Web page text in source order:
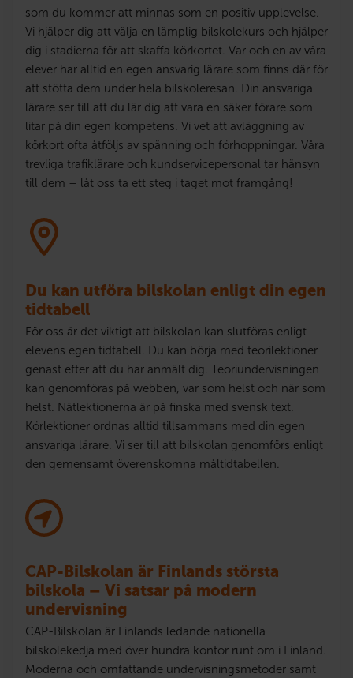
som du kommer att minnas som en positiv upplevelse.
Vi hjälper dig att välja en lämplig bilskolekurs och hjälper
dig i stadierna för att skaffa körkortet. Var och en av våra
elever har alltid en egen ansvarig lärare som finns där för
att stötta dem under hela bilskoleresan. Din ansvariga
lärare ser till att du lär dig att vara en säker förare som
litar på din egen kompetens. Vi vet att avläggning av
körkort ofta åtföljs av spänning och förhoppningar. Våra
trevliga trafiklärare och kundservicepersonal tar hänsyn
till dem – låt oss ta ett steg i taget mot framgång!
Du kan utföra bilskolan enligt din egen
tidtabell
För oss är det viktigt att bilskolan kan slutföras enligt
elevens egen tidtabell. Du kan börja med teorilektioner
genast efter att du har anmält dig. Teoriundervisningen
kan genomföras på webben, var som helst och när som
helst. Nätlektionerna är på finska med svensk text.
Körlektioner ordnas alltid tillsammans med din egen
ansvariga lärare. Vi ser till att bilskolan genomförs enligt
den gemensamt överenskomna måltidtabellen.
CAP-Bilskolan är Finlands största
bilskola – Vi satsar på modern
undervisning
CAP-Bilskolan är Finlands ledande nationella
bilskolekedja med över hundra kontor runt om i Finland.
Moderna och omfattande undervisningsmetoder samt